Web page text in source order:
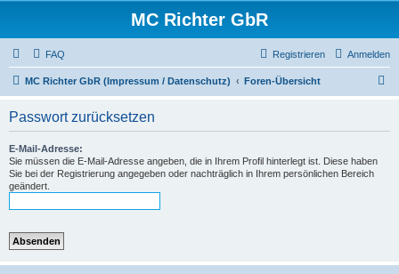
MC Richter GbR
FAQ Anmelden
Registrieren
MC Richter GbR (Impressum / Datenschutz) Foren-Übersicht
Passwort zurücksetzen
E-Mail-Adresse:
Sie müssen die E-Mail-Adresse angeben, die in Ihrem Profil hinterlegt ist. Diese haben
Sie bei der Registrierung angegeben oder nachträglich in Ihrem persönlichen Bereich
geändert.